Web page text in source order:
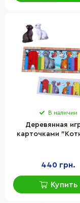
В наличии
Деревянная
карточками
деталь и 14
440 грн.
Купить